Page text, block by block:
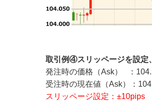
取引例④スリッページを設定
発注時の価格（Ask） ：
受注時の現在値（Ask）：
スリッページ設定：±10pips